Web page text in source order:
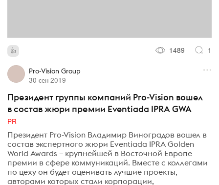
1489 1
Pro-Vision Group
30 сен 2019
Президент группы компаний Pro-Vision вошел
в состав жюри премии Eventiada IPRA GWA
PR
Президент Pro-Vision Владимир Виноградов вошел в
состав экспертного жюри Eventiada IPRA Golden
World Awards – крупнейшей в Восточной Европе
премии в сфере коммуникаций. Вместе с коллегами
по цеху он будет оценивать лучшие проекты,
авторами которых стали корпорации,